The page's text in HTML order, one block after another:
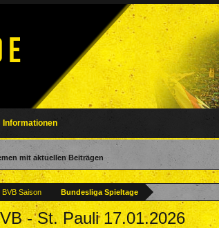
BVB Saison Bundesliga Spieltage
- St. Pauli 17.01.2026
mit aktuellen Beiträgen
Informationen